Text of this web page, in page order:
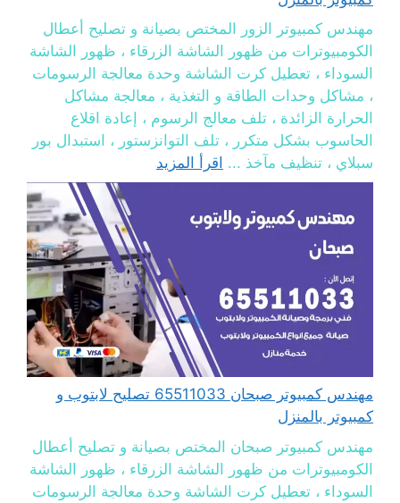
مهندس كمبيوتر الزور المختص بصيانة و تصليح أعطال
الكومبيوترات من ظهور الشاشة الزرقاء ، ظهور الشاشة
السوداء ، تعطيل كرت الشاشة وحدة معالجة الرسومات
، مشاكل وحدات الطاقة و التغذية ، معالجة مشاكل
الحرارة الزائدة ، تلف معالج الرسوم ، إعادة اقلاع
الحاسوب بشكل متكرر ، تلف التوانزستور ، استبدال بور
سبلاي ، تنظيف مآخذ ... اقرأ المزيد
مهندس كمبيوتر صبحان 65511033 تصليح لابتوب و
كمبيوتر بالمنزل
مهندس كمبيوتر صبحان المختص بصيانة و تصليح أعطال
الكومبيوترات من ظهور الشاشة الزرقاء ، ظهور الشاشة
السوداء ، تعطيل كرت الشاشة وحدة معالجة الرسومات